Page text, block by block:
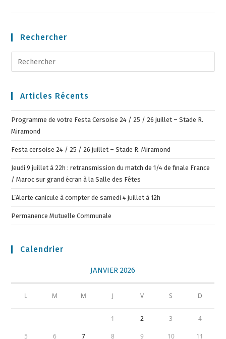
Rechercher
Articles Récents
Programme de votre Festa Cersoise 24 / 25 / 26 juillet – Stade R.
Miramond
Festa cersoise 24 / 25 / 26 juillet – Stade R. Miramond
Jeudi 9 juillet à 22h : retransmission du match de 1/4 de finale France
/ Maroc sur grand écran à la Salle des Fêtes
L’Alerte canicule à compter de samedi 4 juillet à 12h
Permanence Mutuelle Communale
Calendrier
JANVIER 2026
L M M J V S D
1 2 3 4
5 6 7 8 9 10 11